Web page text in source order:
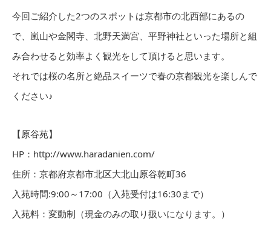
今回ご紹介した2つのスポットは京都市の北西部にあるの
で、嵐山や金閣寺、北野天満宮、平野神社といった場所と組
み合わせると効率よく観光をして頂けると思います。
それでは桜の名所と絶品スイーツで春の京都観光を楽しんで
ください♪
【原谷苑】
HP：http://www.haradanien.com/
住所：京都府京都市北区大北山原谷乾町36
入苑時間:9:00～17:00（入苑受付は16:30まで）
入苑料：変動制（現金のみの取り扱いになります。）